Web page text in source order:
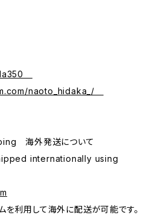
naoto_hidaka_/
海外発送について
internationally using
を利用して海外に配送が可能です。